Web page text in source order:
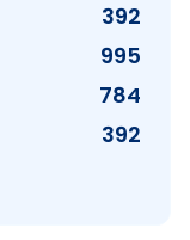
392
995
784
392